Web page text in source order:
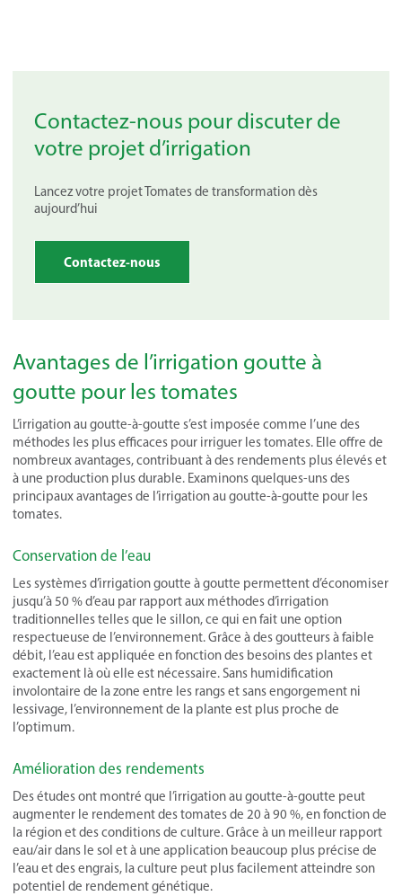
Contactez-nous pour discuter de
votre projet d’irrigation
Lancez votre projet Tomates de transformation dès
aujourd’hui
Contactez-nous
Avantages de l’irrigation goutte à
goutte pour les tomates
L’irrigation au goutte-à-goutte s’est imposée comme l’une des
méthodes les plus efficaces pour irriguer les tomates. Elle offre de
nombreux avantages, contribuant à des rendements plus élevés et
à une production plus durable. Examinons quelques-uns des
principaux avantages de l’irrigation au goutte-à-goutte pour les
tomates.
Conservation de l’eau
Les systèmes d’irrigation goutte à goutte permettent d’économiser
jusqu’à 50 % d’eau par rapport aux méthodes d’irrigation
traditionnelles telles que le sillon, ce qui en fait une option
respectueuse de l’environnement. Grâce à des goutteurs à faible
débit, l’eau est appliquée en fonction des besoins des plantes et
exactement là où elle est nécessaire. Sans humidification
involontaire de la zone entre les rangs et sans engorgement ni
lessivage, l’environnement de la plante est plus proche de
l’optimum.
Amélioration des rendements
Des études ont montré que l’irrigation au goutte-à-goutte peut
augmenter le rendement des tomates de 20 à 90 %, en fonction de
la région et des conditions de culture. Grâce à un meilleur rapport
eau/air dans le sol et à une application beaucoup plus précise de
l’eau et des engrais, la culture peut plus facilement atteindre son
potentiel de rendement génétique.